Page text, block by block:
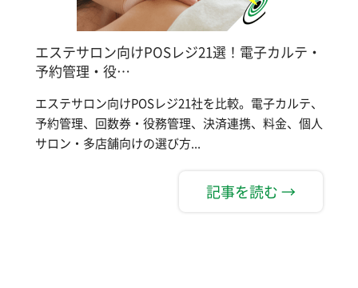
エステサロン向けPOSレジ21選！電子カルテ・
予約管理・役…
エステサロン向けPOSレジ21社を比較。電子カルテ、
予約管理、回数券・役務管理、決済連携、料金、個人
サロン・多店舗向けの選び方...
記事を読む →